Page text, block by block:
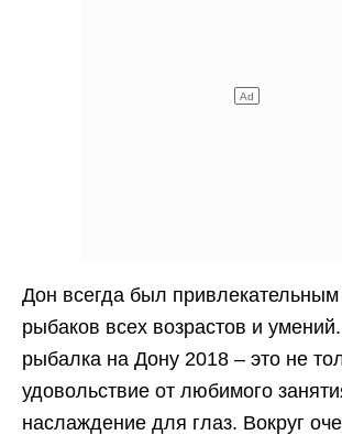
Дон всегда был
рыбаков всех возрастов и
рыбалка на Дону 2018 – это не
удовольствие от любимого
наслаждение для глаз. Вокруг